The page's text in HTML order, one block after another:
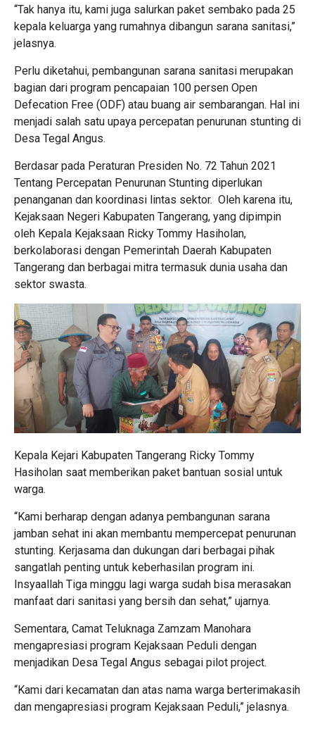
“Tak hanya itu, kami juga salurkan paket sembako pada 25
kepala keluarga yang rumahnya dibangun sarana sanitasi,”
jelasnya.
Perlu diketahui, pembangunan sarana sanitasi merupakan
bagian dari program pencapaian 100 persen Open
Defecation Free (ODF) atau buang air sembarangan. Hal ini
menjadi salah satu upaya percepatan penurunan stunting di
Desa Tegal Angus.
Berdasar pada Peraturan Presiden No. 72 Tahun 2021
Tentang Percepatan Penurunan Stunting diperlukan
penanganan dan koordinasi lintas sektor. Oleh karena itu,
Kejaksaan Negeri Kabupaten Tangerang, yang dipimpin
oleh Kepala Kejaksaan Ricky Tommy Hasiholan,
berkolaborasi dengan Pemerintah Daerah Kabupaten
Tangerang dan berbagai mitra termasuk dunia usaha dan
sektor swasta.
Kepala Kejari Kabupaten Tangerang Ricky Tommy
Hasiholan saat memberikan paket bantuan sosial untuk
warga.
“Kami berharap dengan adanya pembangunan sarana
jamban sehat ini akan membantu mempercepat penurunan
stunting. Kerjasama dan dukungan dari berbagai pihak
sangatlah penting untuk keberhasilan program ini.
Insyaallah Tiga minggu lagi warga sudah bisa merasakan
manfaat dari sanitasi yang bersih dan sehat,” ujarnya.
Sementara, Camat Teluknaga Zamzam Manohara
mengapresiasi program Kejaksaan Peduli dengan
menjadikan Desa Tegal Angus sebagai pilot project.
“Kami dari kecamatan dan atas nama warga berterimakasih
dan mengapresiasi program Kejaksaan Peduli,” jelasnya.